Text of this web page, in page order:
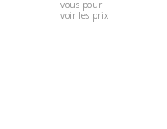
vous pour
voir les prix